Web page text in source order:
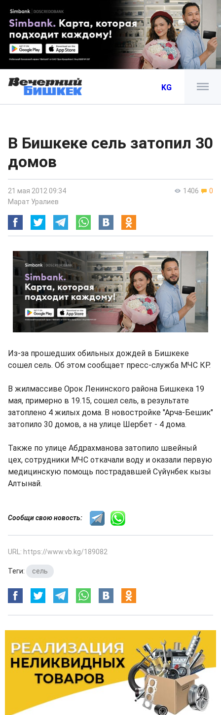
KG
В Бишкеке сель затопил 30
домов
1406 0
21 мая 2012 09:34
Марат Уралиев
Из-за прошедших обильных дождей в Бишкеке
сошел сель. Об этом сообщает пресс-служба МЧС КР.
В жилмассиве Орок Ленинского района Бишкека 19
мая, примерно в 19.15, сошел сель, в результате
затоплено 4 жилых дома. В новостройке "Арча-Бешик"
затопило 30 домов, а на улице Шербет - 4 дома.
Также по улице Абдрахманова затопило швейный
цех, сотрудники МЧС откачали воду и оказали первую
медицинскую помощь пострадавшей Сүйүнбек кызы
Алтынай.
Сообщи свою новость:
URL: https://www.vb.kg/189082
Теги: сель